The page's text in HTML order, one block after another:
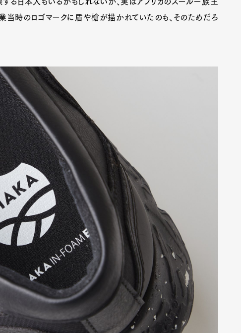
業当時のロゴマークに盾や槍が描かれていたのも、そのためだろ